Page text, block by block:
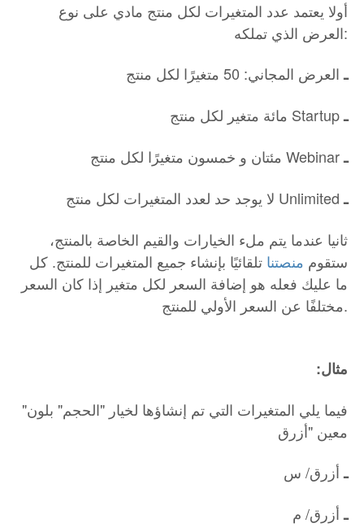
أولا يعتمد عدد المتغيرات لكل منتج مادي على نوع
العرض الذي تملكه:
ـالعرض المجاني: 50 متغيرًا لكل منتج
مائة متغير لكل منتج Startupـ
مئتان و خمسون متغيرًا لكل منتج Webinarـ
لا يوجد حد لعدد المتغيرات لكل منتج Unlimitedـ
ثانيا عندما يتم ملء الخيارات والقيم الخاصة بالمنتج،
ستقوم منصتنا تلقائيًا بإنشاء جميع المتغيرات للمنتج. كل
ما عليك فعله هو إضافة السعر لكل متغير إذا كان السعر
مختلفًا عن السعر الأولي للمنتج.
:مثال
"فيما يلي المتغيرات التي تم إنشاؤها لخيار "الحجم" بلون
معين "أزرق
ـأزرق/ س
ـأزرق/ م